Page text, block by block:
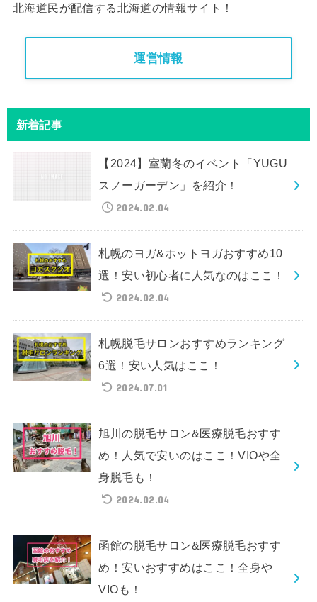
北海道民が配信する北海道の情報サイト！
運営情報
新着記事
【2024】室蘭冬のイベント「YUGU
スノーガーデン」を紹介！
2024.02.04
札幌のヨガ&ホットヨガおすすめ10
選！安い初心者に人気なのはここ！
2024.02.04
札幌脱毛サロンおすすめランキング
6選！安い人気はここ！
2024.07.01
旭川の脱毛サロン&医療脱毛おすす
め！人気で安いのはここ！VIOや全
身脱毛も！
2024.02.04
函館の脱毛サロン&医療脱毛おすす
め！安いおすすめはここ！全身や
VIOも！